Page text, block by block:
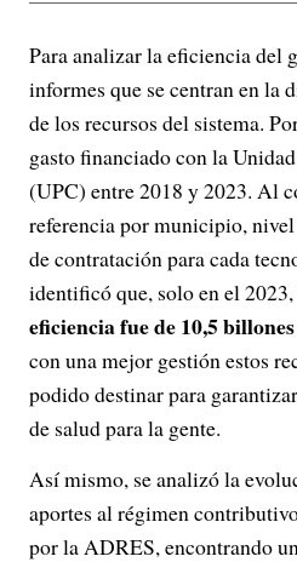
Para analizar la eficiencia del
informes que se centran en la
de los recursos del sistema.
gasto financiado con la
(UPC) entre 2018 y 2023. Al
referencia por municipio,
de contratación para cada
identificó que, solo en el
eficiencia fue de 10,5 billones
con una mejor gestión estos
podido destinar para
de salud para la gente.
Así mismo, se analizó la
aportes al régimen
por la ADRES, encontrando